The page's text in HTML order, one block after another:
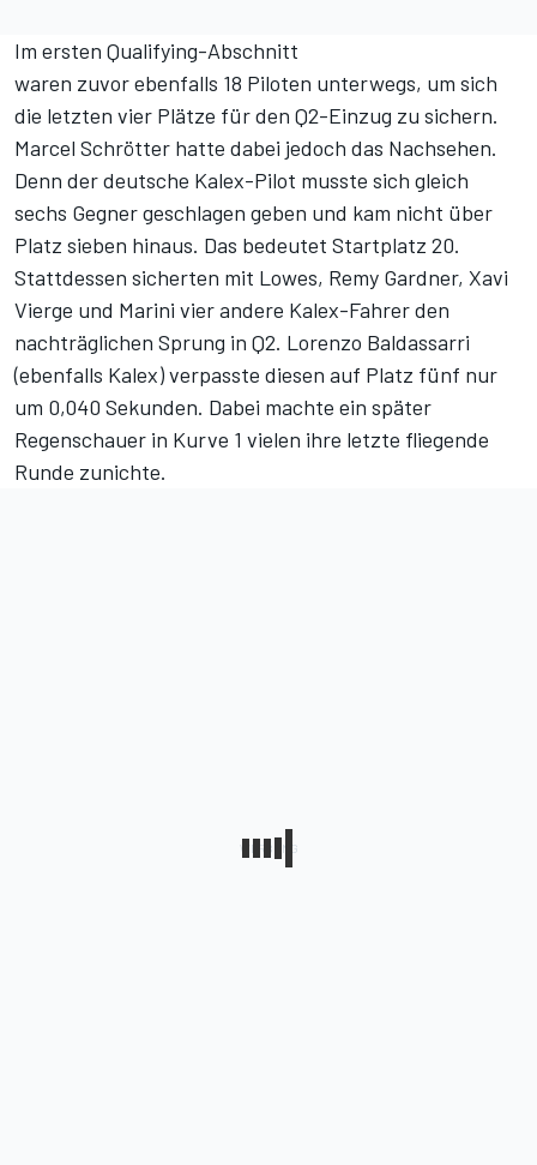
Im ersten Qualifying-Abschnitt
waren zuvor ebenfalls 18 Piloten unterwegs, um sich
die letzten vier Plätze für den Q2-Einzug zu sichern.
Marcel Schrötter hatte dabei jedoch das Nachsehen.
Denn der deutsche Kalex-Pilot musste sich gleich
sechs Gegner geschlagen geben und kam nicht über
Platz sieben hinaus. Das bedeutet Startplatz 20.
Stattdessen sicherten mit Lowes, Remy Gardner, Xavi
Vierge und Marini vier andere Kalex-Fahrer den
nachträglichen Sprung in Q2. Lorenzo Baldassarri
(ebenfalls Kalex) verpasste diesen auf Platz fünf nur
um 0,040 Sekunden. Dabei machte ein später
Regenschauer in Kurve 1 vielen ihre letzte fliegende
Runde zunichte.